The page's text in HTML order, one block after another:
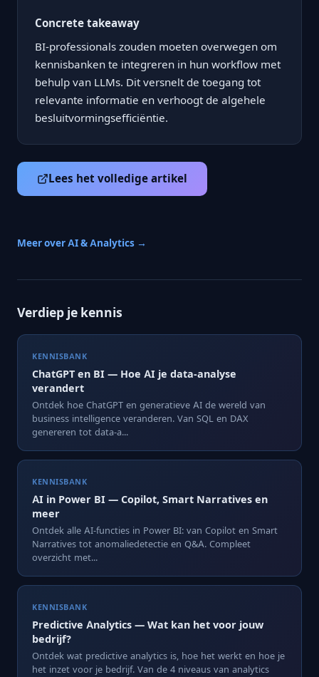
Concrete takeaway
BI-professionals zouden moeten overwegen om
kennisbanken te integreren in hun workflow met
behulp van LLMs. Dit versnelt de toegang tot
relevante informatie en verhoogt de algehele
besluitvormingsefficiëntie.
Lees het volledige artikel
Meer over AI & Analytics →
Verdiep je kennis
KENNISBANK
ChatGPT en BI — Hoe AI je data-analyse
verandert
Ontdek hoe ChatGPT en generatieve AI de wereld van
business intelligence veranderen. Van SQL en DAX
genereren tot data-a...
KENNISBANK
AI in Power BI — Copilot, Smart Narratives en
meer
Ontdek alle AI-functies in Power BI: van Copilot en Smart
Narratives tot anomaliedetectie en Q&A. Compleet
overzicht met...
KENNISBANK
Predictive Analytics — Wat kan het voor jouw
bedrijf?
Ontdek wat predictive analytics is, hoe het werkt en hoe je
het inzet voor je bedrijf. Van de 4 niveaus van analytics